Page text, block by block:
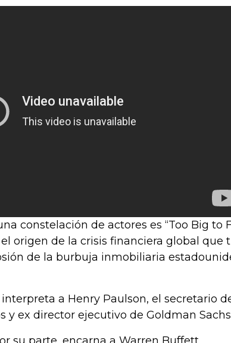
constelación de actores es “Too Big to
origen de la crisis financiera global que
de la burbuja inmobiliaria
a Henry Paulson, el secretario
y ex director ejecutivo de Goldman